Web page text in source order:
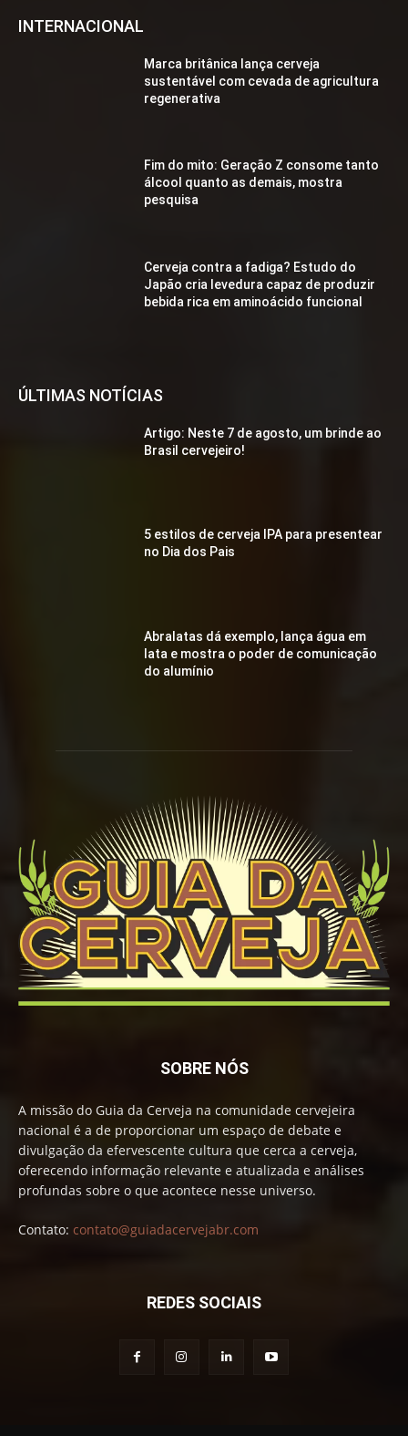
INTERNACIONAL
Marca britânica lança cerveja
sustentável com cevada de agricultura
regenerativa
Fim do mito: Geração Z consome tanto
álcool quanto as demais, mostra
pesquisa
Cerveja contra a fadiga? Estudo do
Japão cria levedura capaz de produzir
bebida rica em aminoácido funcional
ÚLTIMAS NOTÍCIAS
Artigo: Neste 7 de agosto, um brinde ao
Brasil cervejeiro!
5 estilos de cerveja IPA para presentear
no Dia dos Pais
Abralatas dá exemplo, lança água em
lata e mostra o poder de comunicação
do alumínio
SOBRE NÓS
A missão do Guia da Cerveja na comunidade cervejeira
nacional é a de proporcionar um espaço de debate e
divulgação da efervescente cultura que cerca a cerveja,
oferecendo informação relevante e atualizada e análises
profundas sobre o que acontece nesse universo.
Contato: contato@guiadacervejabr.com
REDES SOCIAIS